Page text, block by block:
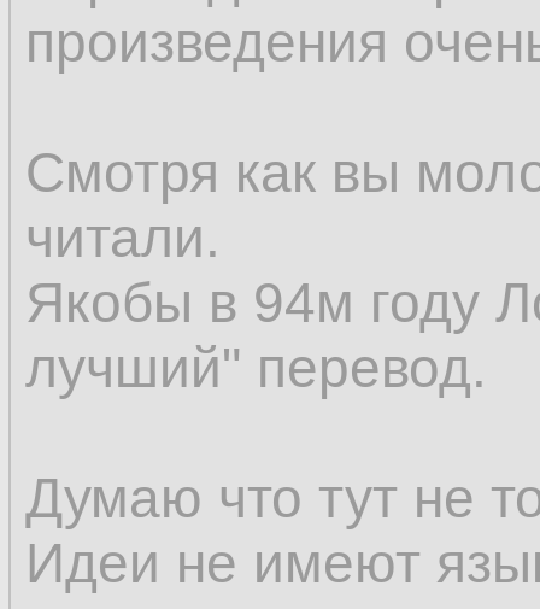
произведения
Смотря как вы
читали.
Якобы в 94м году
лучший" перевод.
Думаю что тут не
Идеи не имеют